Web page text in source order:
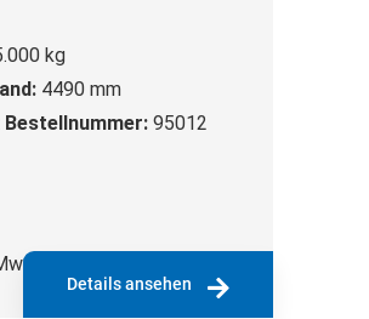
kg
4490 mm
Bestellnummer: 95012
Details ansehen